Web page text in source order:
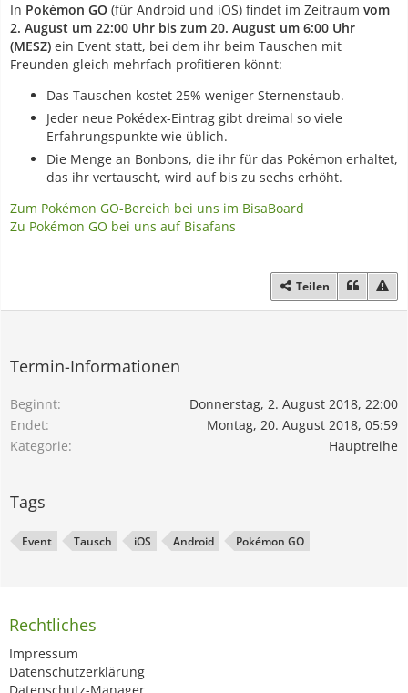
In Pokémon GO (für Android und iOS) findet im Zeitraum vom
2. August um 22:00 Uhr bis zum 20. August um 6:00 Uhr
(MESZ) ein Event statt, bei dem ihr beim Tauschen mit
Freunden gleich mehrfach profitieren könnt:
Das Tauschen kostet 25% weniger Sternenstaub.
Jeder neue Pokédex-Eintrag gibt dreimal so viele
Erfahrungspunkte wie üblich.
Die Menge an Bonbons, die ihr für das Pokémon erhaltet,
das ihr vertauscht, wird auf bis zu sechs erhöht.
Zum Pokémon GO-Bereich bei uns im BisaBoard
Zu Pokémon GO bei uns auf Bisafans
Teilen
Termin-Informationen
Beginnt
Donnerstag, 2. August 2018, 22:00
Endet
Montag, 20. August 2018, 05:59
Kategorie
Hauptreihe
Tags
Event Tausch iOS Android Pokémon GO
Rechtliches
Impressum
Datenschutzerklärung